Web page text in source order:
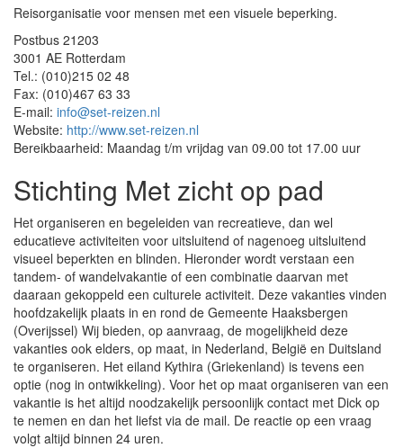
Reisorganisatie voor mensen met een visuele beperking.
Postbus 21203
3001 AE Rotterdam
Tel.: (010)215 02 48
Fax: (010)467 63 33
E-mail: info@set-reizen.nl
Website: http://www.set-reizen.nl
Bereikbaarheid: Maandag t/m vrijdag van 09.00 tot 17.00 uur
Stichting Met zicht op pad
Het organiseren en begeleiden van recreatieve, dan wel
educatieve activiteiten voor uitsluitend of nagenoeg uitsluitend
visueel beperkten en blinden. Hieronder wordt verstaan een
tandem- of wandelvakantie of een combinatie daarvan met
daaraan gekoppeld een culturele activiteit. Deze vakanties vinden
hoofdzakelijk plaats in en rond de Gemeente Haaksbergen
(Overijssel) Wij bieden, op aanvraag, de mogelijkheid deze
vakanties ook elders, op maat, in Nederland, België en Duitsland
te organiseren. Het eiland Kythira (Griekenland) is tevens een
optie (nog in ontwikkeling). Voor het op maat organiseren van een
vakantie is het altijd noodzakelijk persoonlijk contact met Dick op
te nemen en dan het liefst via de mail. De reactie op een vraag
volgt altijd binnen 24 uren.